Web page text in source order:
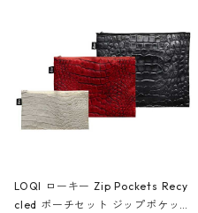
LOQI ローキー Zip Pockets Recy
cled ポーチセット ジップポケット